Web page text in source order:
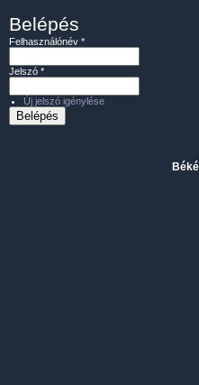
Belépés
Felhasználónév *
Jelszó *
Új jelszó igénylése